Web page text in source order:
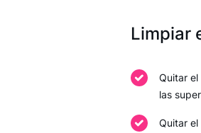
Limpiar
Quitar
las
Quitar